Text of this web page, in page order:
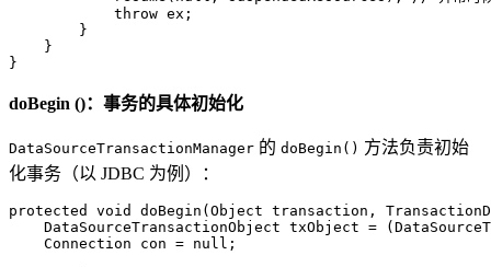
throw ex;
        }
    }
}
doBegin ()：事务的具体初始化
DataSourceTransactionManager 的 doBegin() 方法负责初始
化事务（以 JDBC 为例）：
protected void doBegin (Object transaction,
DataSourceTransactionObject txObject =
Connection
con = null ;